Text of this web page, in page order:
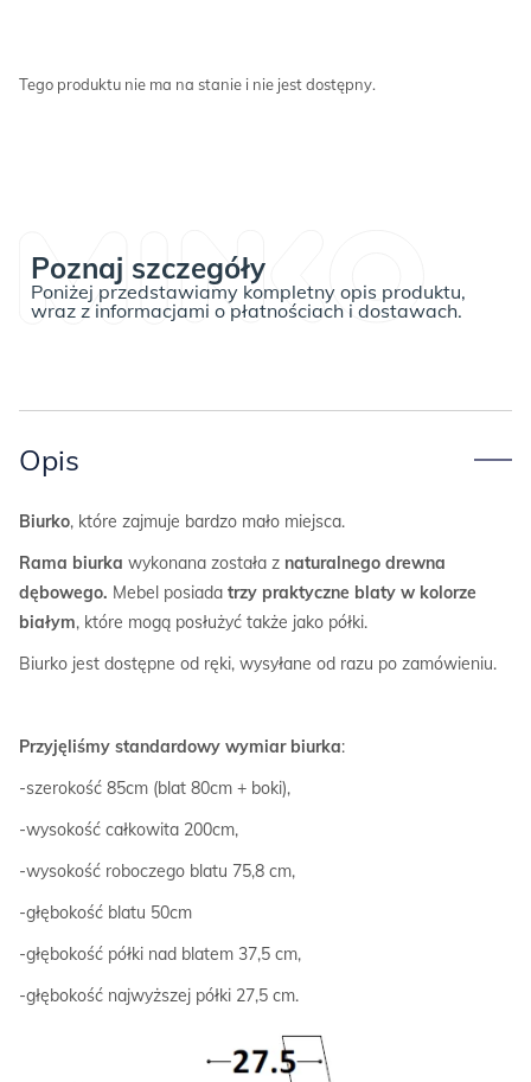
Tego produktu nie ma na stanie i nie jest dostępny.
Poznaj szczegóły
Poniżej przedstawiamy kompletny opis produktu,
wraz z informacjami o płatnościach i dostawach.
Opis
Biurko, które zajmuje bardzo mało miejsca.
Rama biurka wykonana została z naturalnego drewna
dębowego. Mebel posiada trzy praktyczne blaty w kolorze
białym, które mogą posłużyć także jako półki.
Biurko jest dostępne od ręki, wysyłane od razu po zamówieniu.
Przyjęliśmy standardowy wymiar biurka:
-szerokość 85cm (blat 80cm + boki),
-wysokość całkowita 200cm,
-wysokość roboczego blatu 75,8 cm,
-głębokość blatu 50cm
-głębokość półki nad blatem 37,5 cm,
-głębokość najwyższej półki 27,5 cm.